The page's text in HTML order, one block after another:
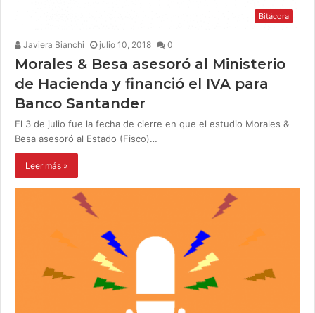
Bitácora
Javiera Bianchi julio 10, 2018 0
Morales & Besa asesoró al Ministerio
de Hacienda y financió el IVA para
Banco Santander
El 3 de julio fue la fecha de cierre en que el estudio Morales &
Besa asesoró al Estado (Fisco)…
Leer más »